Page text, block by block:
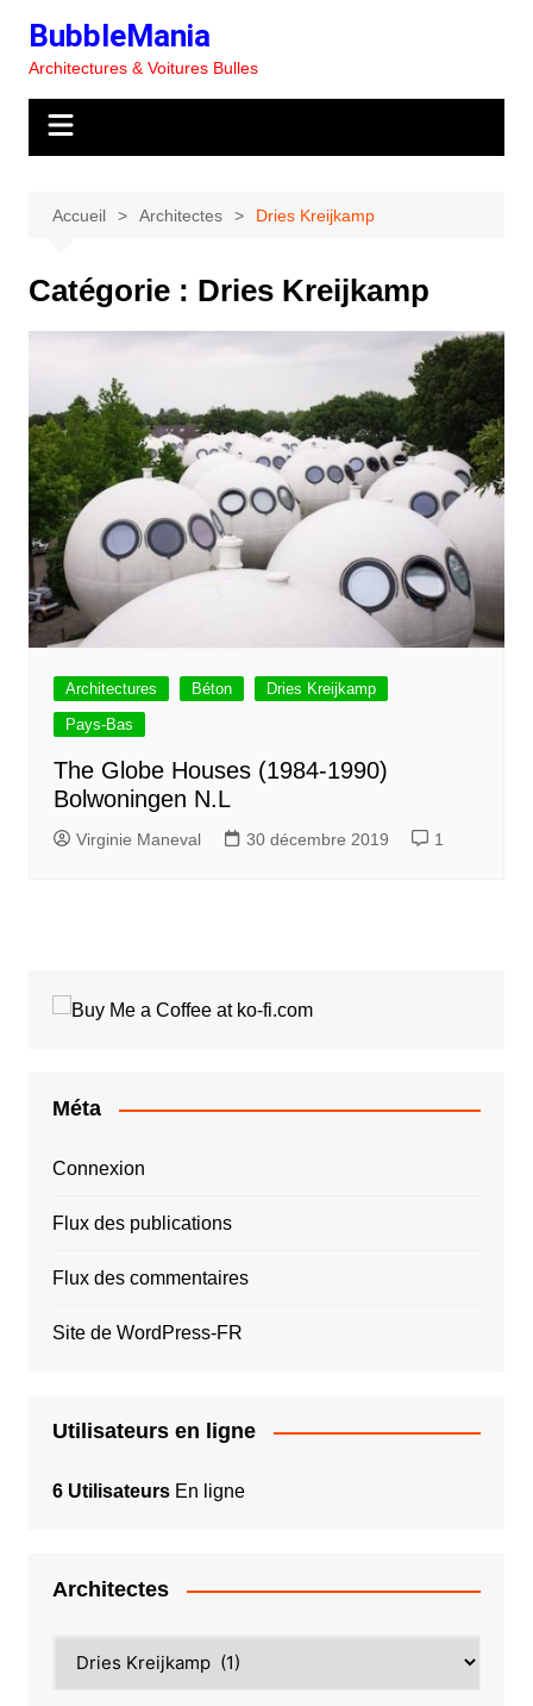
contenu
BubbleMania
Architectures & Voitures Bulles
Accueil Architectes Dries Kreijkamp
Catégorie : Dries Kreijkamp
Architectures Béton
Dries Kreijkamp
Pays-Bas
The Globe Houses (1984-1990)
Bolwoningen N.L
Virginie Maneval 30 décembre 2019 1
Méta
Connexion
Flux des publications
Flux des commentaires
Site de WordPress-FR
Utilisateurs en ligne
6 UtilisateursEn ligne
Architectes